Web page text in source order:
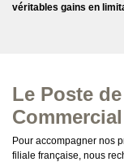
véritables gains en
Le Poste
Pour accompagner nos
filiale française, nous